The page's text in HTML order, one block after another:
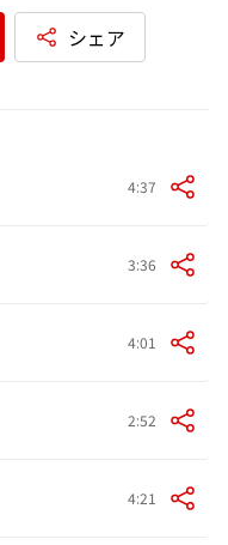
シェア
4:37
3:36
4:01
2:52
4:21